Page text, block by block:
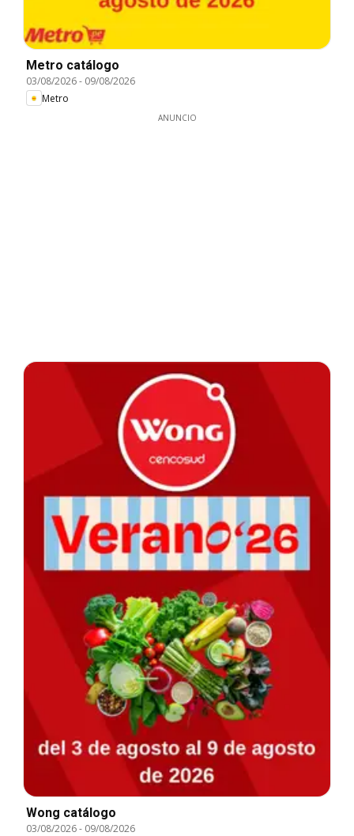
Metro catálogo
03/08/2026- 09/08/2026
Metro
ANUNCIO
Wong catálogo
03/08/2026- 09/08/2026